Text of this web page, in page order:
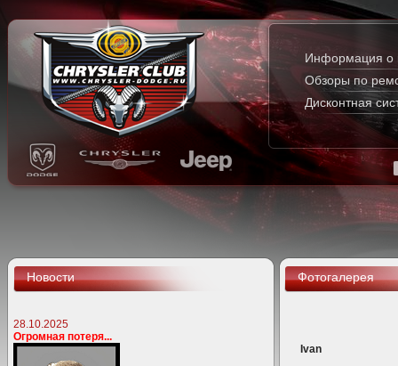
Информация о
Обзоры по
Дисконтная
Новости
28.10.2025
Огромная потеря...
Фотогалерея
Ivan